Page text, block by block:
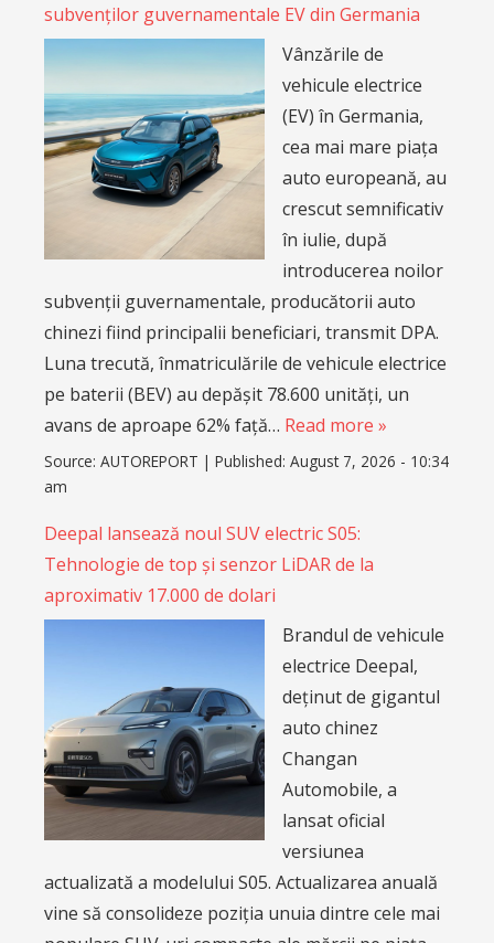
subvenților guvernamentale EV din Germania
Vânzările de
vehicule electrice
(EV) în Germania,
cea mai mare piața
auto europeană, au
crescut semnificativ
în iulie, după
introducerea noilor
subvenții guvernamentale, producătorii auto
chinezi fiind principalii beneficiari, transmit DPA.
Luna trecută, înmatriculările de vehicule electrice
pe baterii (BEV) au depășit 78.600 unități, un
avans de aproape 62% față… Read more »
Source: AUTOREPORT | Published: August 7, 2026 - 10:34
am
Deepal lansează noul SUV electric S05:
Tehnologie de top și senzor LiDAR de la
aproximativ 17.000 de dolari
Brandul de vehicule
electrice Deepal,
deținut de gigantul
auto chinez
Changan
Automobile, a
lansat oficial
versiunea
actualizată a modelului S05. Actualizarea anuală
vine să consolideze poziția unuia dintre cele mai